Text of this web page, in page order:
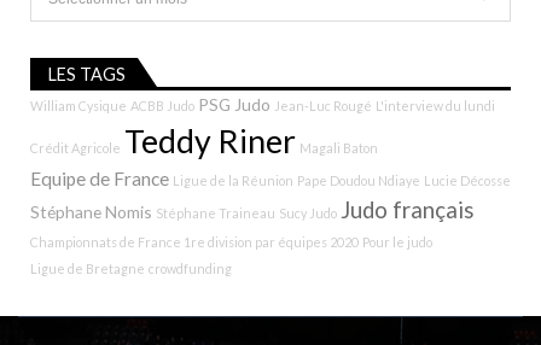
LES TAGS
William Cysique ACBB Judo PSG Judo Jean-Luc Rougé L'interview du lundi
Crédit Agricole Teddy Riner Magali Baton
Equipe de France Ligue de la Réunion Pape Doudou Ndiaye Lucie Décosse
Stéphane Nomis Stéphane Traineau Sucy Judo Judo français
Championnats de France 1re division par équipes 2020 Pour le judo
Ligue de Bretagne crowdfunding